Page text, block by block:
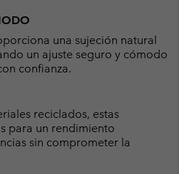
una sujeción natural
un ajuste seguro y cómodo
confianza.
reciclados, estas
para un rendimiento
sin comprometer la